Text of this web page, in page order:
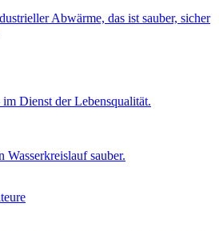
Abwärme, das ist sauber, sicher
Dienst der Lebensqualität.
Wasserkreislauf sauber.